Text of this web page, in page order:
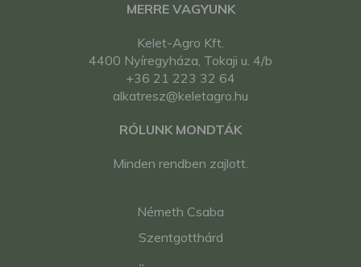
MERRE VAGYUNK
Kelet-Agro Kft.
4400 Nyíregyháza, Tokaji u. 4/b
+36 21 223 32 64
alkatresz@keletagro.hu
RÓLUNK MONDTÁK
Minden rendben zajlott.
Németh Csaba
Szentgotthárd